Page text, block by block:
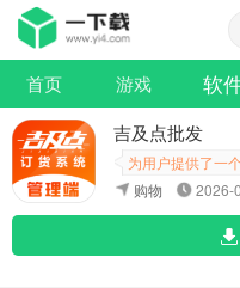
首页 游戏 软
吉及点批发
为用户提供了一
购物
2026-